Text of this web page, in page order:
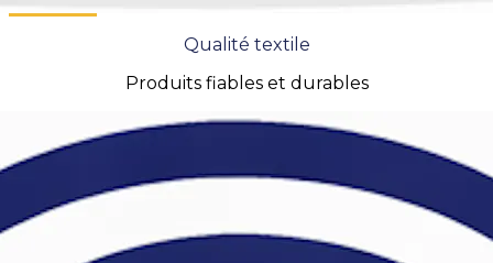
Qualité textile
Produits fiables et durables